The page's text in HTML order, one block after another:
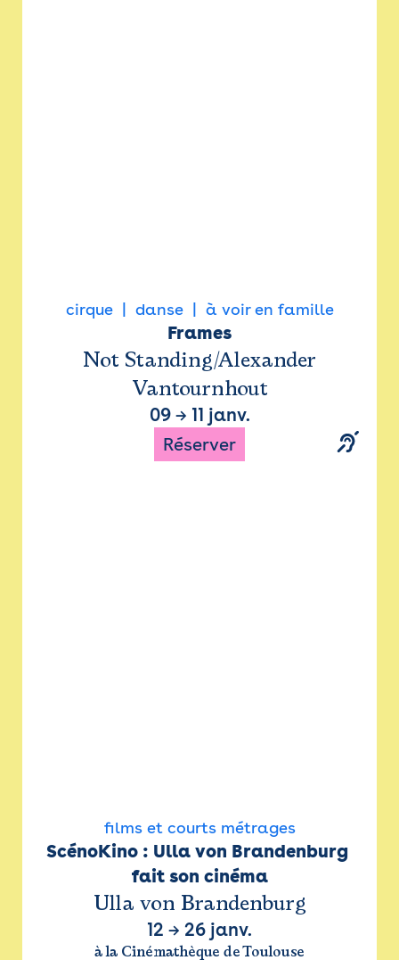
cirque danse à voir en famille
Frames
Not Standing/Alexander
Vantournhout
09→ 11 janv.
Réserver
films et courts métrages
ScénoKino : Ulla von Brandenburg
fait son cinéma
Ulla von Brandenburg
12 → 26 janv.
à la Cinémathèque de Toulouse